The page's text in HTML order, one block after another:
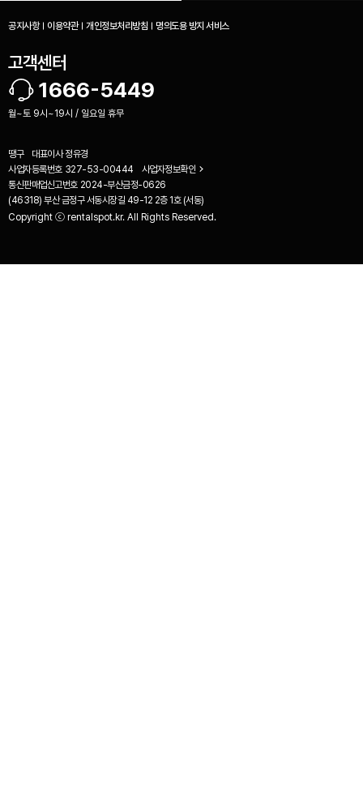
공지사항 이용약관 개인정보처리방침 명의도용 방지 서비스
고객센터
1666-5449
월~토 9시~19시 / 일요일 휴무
땡구 대표이사 정유경
사업자등록번호 327-53-00444
사업자정보확인
통신판매업신고번호 2024-부산금정-0626
(46318) 부산 금정구 서동시장길 49-12 2층 1호 (서동)
Copyright ⓒ rentalspot.kr. All Rights Reserved.